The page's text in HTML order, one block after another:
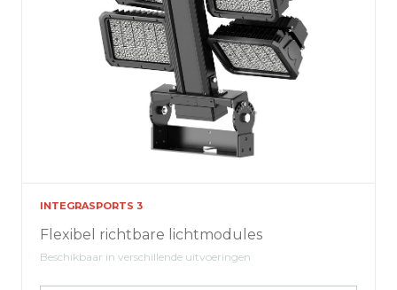
INTEGRASPORTS 3
Flexibel richtbare lichtmodules
Beschikbaar in verschillende uitvoeringen